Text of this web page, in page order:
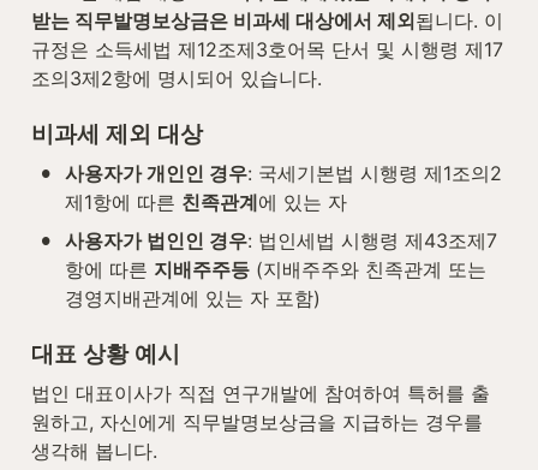
받는 직무발명보상금은 비과세 대상에서 제외됩니다. 이
규정은 소득세법 제12조제3호어목 단서 및 시행령 제17
조의3제2항에 명시되어 있습니다.
비과세 제외 대상
• 사용자가 개인인 경우: 국세기본법 시행령 제1조의2
제1항에 따른 친족관계에 있는 자
• 사용자가 법인인 경우: 법인세법 시행령 제43조제7
항에 따른 지배주주등 (지배주주와 친족관계 또는
경영지배관계에 있는 자 포함)
대표 상황 예시
법인 대표이사가 직접 연구개발에 참여하여 특허를 출
원하고, 자신에게 직무발명보상금을 지급하는 경우를
생각해 봅니다.